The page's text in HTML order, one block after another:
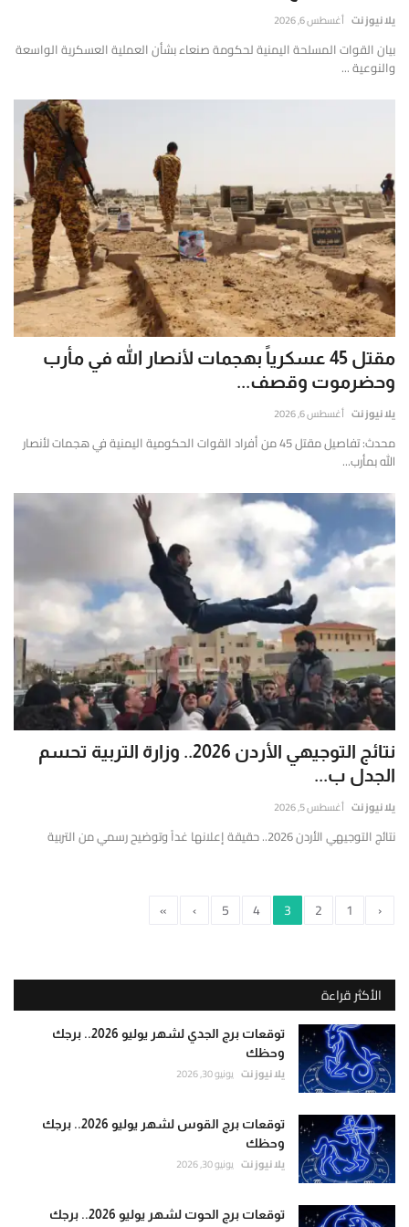
تقارير
دقيقة
وموثوقة
والتحقق
الفوري
من
المصادر
والأرقام
الحية.
يلا نيوز نت أغسطس 6, 2026
بيان القوات المسلحة اليمنية لحكومة صنعاء بشأن العملية العسكرية الواسعة
والنوعية ...
مقتل 45 عسكرياً بهجمات لأنصار الله في مأرب
وحضرموت وقصف...
يلا نيوز نت أغسطس 6, 2026
محدث: تفاصيل مقتل 45 من أفراد القوات الحكومية اليمنية في هجمات لأنصار
الله بمأرب...
نتائج التوجيهي الأردن 2026.. وزارة التربية تحسم
الجدل ب...
يلا نيوز نت أغسطس 5, 2026
نتائج التوجيهي الأردن 2026.. حقيقة إعلانها غداً وتوضيح رسمي من التربية
‹
1
2
3
4
5
›
»
الأكثر قراءة
توقعات برج الجدي لشهر يوليو 2026.. برجك
وحظك
يلا نيوز نت يونيو 30, 2026
توقعات برج القوس لشهر يوليو 2026.. برجك
وحظك
يلا نيوز نت يونيو 30, 2026
توقعات برج الحوت لشهر يوليو 2026.. برجك